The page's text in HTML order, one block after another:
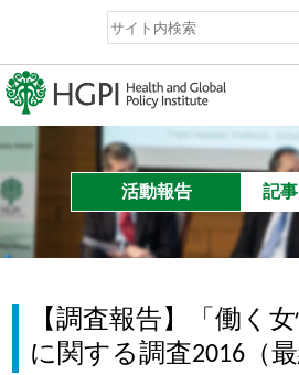
活動報告 記
【調査報告】「働く
に関する調査2016（最